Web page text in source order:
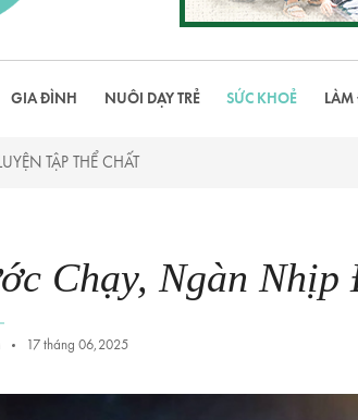
GIA ĐÌNH NUÔI DẠY TRẺ SỨC KHOẺ
TẬP THỂ CHẤT
Chạy, Ngàn Nhịp
17 tháng 06,2025